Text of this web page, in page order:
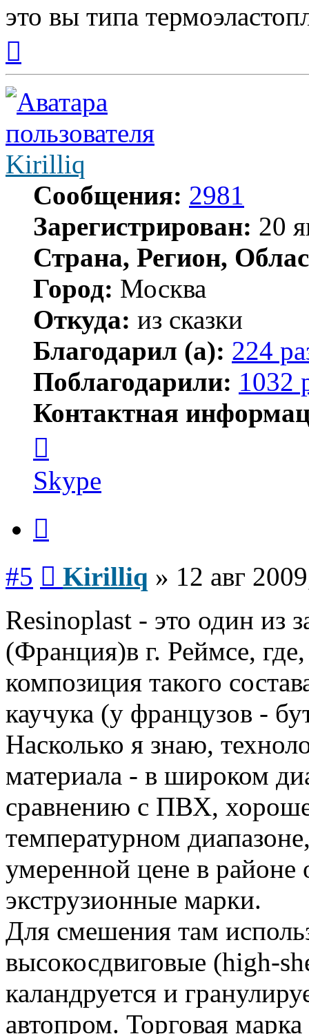
это вы типа
началу
Kirilliq
Сообщения: 2981
Зарегистрирован: 20
Страна, Регион,
Город: Москва
Откуда: из сказки
Благодарил (а): 224
Поблагодарили: 1032
Контактная
пользователя
Kirilliq
Skype
#5 Kirilliq » 12 авг
Resinoplast - это один из
(Франция)в г. Реймсе,
композиция такого
каучука (у французов -
Насколько я знаю,
материала - в широком
сравнению с ПВХ,
температурном
умеренной цене в
экструзионные марки.
Для смешения там
высокосдвиговые (high-
каландруется и
автопром. Торговая